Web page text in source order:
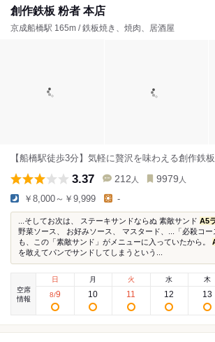
創作鉄板 粉者 本店
京成船橋駅 165m / 鉄板焼き、焼肉、居酒屋
【船橋駅徒歩3分】気軽に贅沢を味わえる創作鉄
3.37 212 人 9979 人
￥8,000～￥9,999 -
...そしてお次は、 ステーキサンドならぬ 素敵サンド A5
野菜ソース、 お好みソース、 マスタード、...「必殺コ
も、この「素敵サンド」がメニューに入っていたから。
を敢えてパンでサンドしてしまうという...
空席
情報
日
8/9
月
10
火
11
水
12
木
13